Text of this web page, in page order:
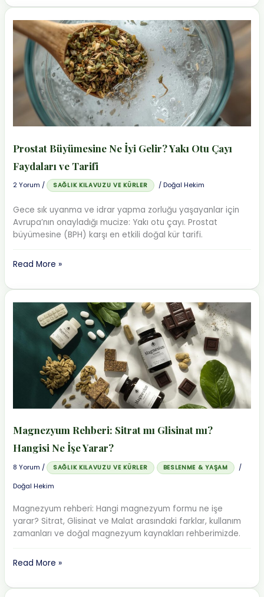
Nasıl
Geçer?
Bebeğe
Zarar
Vermeyen
Doğal
Tedavi
Prostat Büyümesine Ne İyi Gelir? Yakı Otu Çayı
Faydaları ve Tarifi
2 Yorum / SAĞLIK KILAVUZU VE KÜRLER /Doğal Hekim
Gece sık uyanma ve idrar yapma zorluğu yaşayanlar için
Avrupa’nın onayladığı mucize: Yakı otu çayı. Prostat
büyümesine (BPH) karşı en etkili doğal kür tarifi.
Prostat
Ne
İyi
Faydaları
Read More »
Magnezyum Rehberi: Sitrat mı Glisinat mı?
Hangisi Ne İşe Yarar?
8 Yorum / SAĞLIK KILAVUZU VE KÜRLER BESLENME & YAŞAM
/
Doğal Hekim
Magnezyum rehberi: Hangi magnezyum formu ne işe
yarar? Sitrat, Glisinat ve Malat arasındaki farklar, kullanım
zamanları ve doğal magnezyum kaynakları rehberimizde.
Magnezyum
Sitrat
Read More »